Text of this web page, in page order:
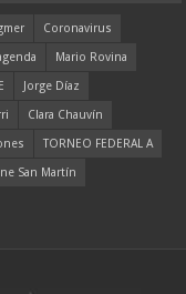
Coronavirus
Mario Rovina
Jorge Díaz
Clara Chauvín
TORNEO FEDERAL A
San Martín